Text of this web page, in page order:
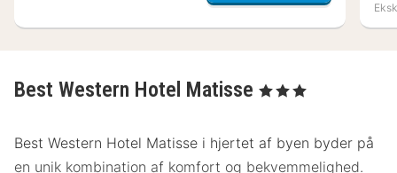
Best Western Hotel Matisse , 3 Stjerner
Best Western Hotel Matisse i hjertet af byen byder på
en unik kombination af komfort og bekvemmelighed.